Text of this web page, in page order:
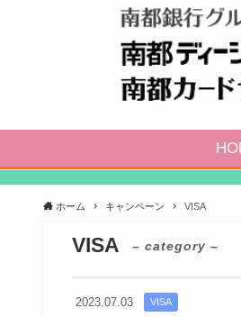
ホーム キャンペーン VISA
VISA – category –
2023.07.03 VISA